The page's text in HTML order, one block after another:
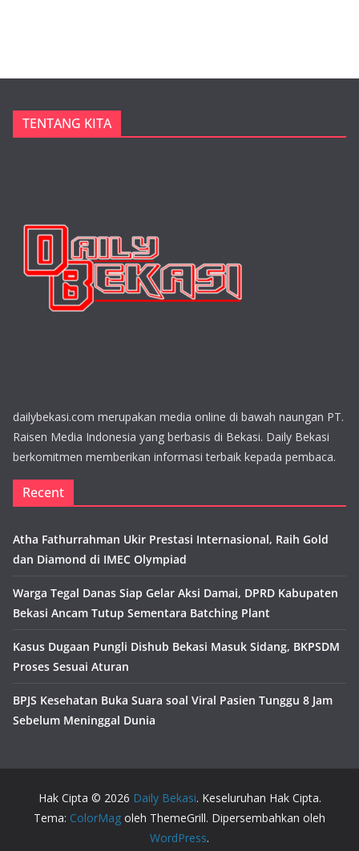
TENTANG KITA
dailybekasi.com merupakan media online di bawah naungan PT.
Raisen Media Indonesia yang berbasis di Bekasi. Daily Bekasi
berkomitmen memberikan informasi terbaik kepada pembaca.
Recent
Atha Fathurrahman Ukir Prestasi Internasional, Raih Gold
dan Diamond di IMEC Olympiad
Warga Tegal Danas Siap Gelar Aksi Damai, DPRD Kabupaten
Bekasi Ancam Tutup Sementara Batching Plant
Kasus Dugaan Pungli Dishub Bekasi Masuk Sidang, BKPSDM
Proses Sesuai Aturan
BPJS Kesehatan Buka Suara soal Viral Pasien Tunggu 8 Jam
Sebelum Meninggal Dunia
Hak Cipta © 2026 Daily Bekasi. Keseluruhan Hak Cipta.
Tema: ColorMag oleh ThemeGrill. Dipersembahkan oleh
WordPress.